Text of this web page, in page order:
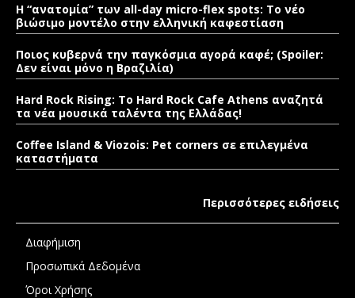
Η “ανατομία” των all-day micro-flex spots: Το νέο
βιώσιμο μοντέλο στην ελληνική καφεστίαση
Ποιος κυβερνά την παγκόσμια αγορά καφέ; (Spoiler:
Δεν είναι μόνο η Βραζιλία)
Hard Rock Rising: Το Hard Rock Cafe Athens αναζητά
τα νέα μουσικά ταλέντα της Ελλάδας!
Coffee Island & Viozois: Pet corners σε επιλεγμένα
καταστήματα
Περισσότερες ειδήσεις
Διαφήμιση
Προσωπικά Δεδομένα
Όροι Χρήσης